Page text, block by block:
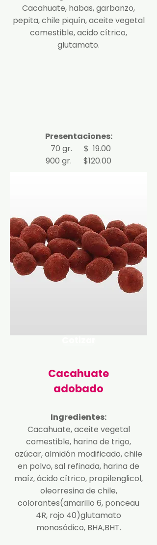
Cacahuate, habas, garbanzo,
pepita, chile piquín, aceite vegetal
comestible, acido cítrico,
glutamato.
Presentaciones:
70 gr. $ 19.00
900 gr. $120.00
Cacahuate
adobado
Ingredientes:
Cacahuate, aceite vegetal
comestible, harina de trigo,
azúcar, almidón modificado, chile
en polvo, sal refinada, harina de
maíz, ácido cítrico, propilenglicol,
oleorresina de chile,
colorantes(amarillo 6, ponceau
4R, rojo 40)glutamato
monosódico, BHA,BHT.